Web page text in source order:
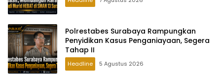
Polrestabes Surabaya Rampungkan
Penyidikan Kasus Penganiayaan, Segera
Tahap II
Headline 5 Agustus 2026